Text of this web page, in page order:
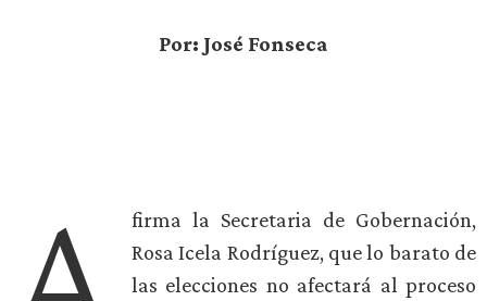
Por: José Fonseca
firma la Secretaria de Gobernación,
Rosa Icela Rodríguez, que lo barato de
las elecciones no afectará al proceso